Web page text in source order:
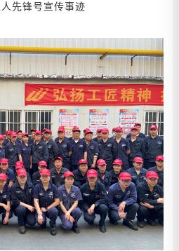
先锋号宣传事迹